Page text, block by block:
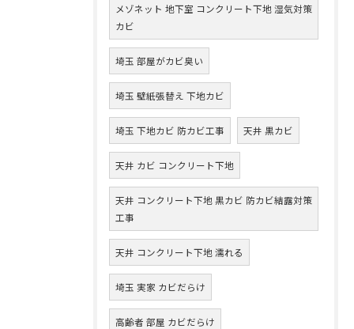
メゾネット 地下室 コンクリート下地 湿気対策
カビ
埼玉 部屋がカビ臭い
埼玉 壁紙張替え 下地カビ
埼玉 下地カビ 防カビ工事 天井 黒カビ
天井 カビ コンクリート下地
天井 コンクリート下地 黒カビ 防カビ結露対策
工事
天井 コンクリート下地 濡れる
埼玉 実家 カビだらけ
高齢者 部屋 カビだらけ